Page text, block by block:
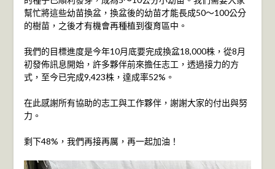
幫忙將這些幼苗換盆，換盆後的幼苗才能長成50～100公分
的樹苗，之後才有機會再種植到復育區中。
我們的目標進度是今年10月底要完成換盆18,000株，從8月
初發佈訊息開始，許多夥伴前來擔任志工，透過接力的方
式，至今已完成9,423株，達成率52%。
在此感謝所有協助的志工與工作夥伴，謝謝大家的付出與努
力。
剩下48%，我們再接再厲，再一起加油！